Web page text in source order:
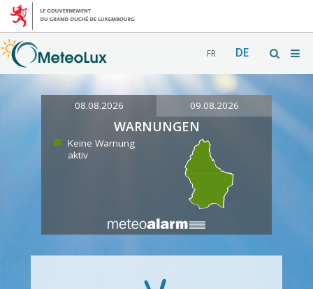
FR DE
08.08.2026 09.08.2026
WARNUNGEN
Keine Warnung
aktiv